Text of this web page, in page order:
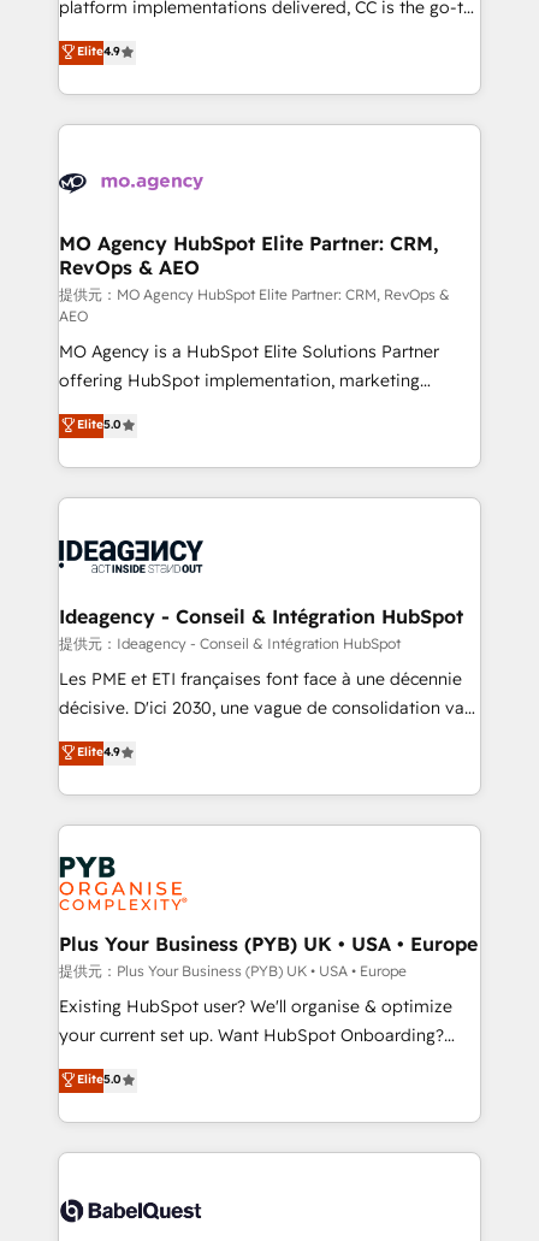
methodology will ensure that you receive the best
deployment experience possible. Whether you are
expertise to deliver the solutions you need.
platform implementations delivered, CC is the go-to
Elite Solutions Partner for businesses ready to
migrate, replatform, and scale smarter. We specialize
in high-impact CRM and CMS migrations and
onboarding from platforms like Salesforce, NetSuite,
WordPress and legacy CRMs, turning fragmented
architectures that accelerate revenue operations and
performance. - Multi-object CRM migration, cleanup,
and implementation. - Pre-built and custom
integrations across your full tech stack. - Custom
object setup, CMS builds, and full-funnel automation.
- Dashboards, lifecycle campaigns, and lead
nurturing sequences. - Cross-hub setup across
Marketing, Sales, Operations, and Service Hubs. -
Ongoing optimization, managed support, and
scalable retainers. Let’s make HubSpot your most
drive results.
Elite4.9
MO Agency HubSpot Elite Partner: CRM,
RevOps & AEO
提供元：MO Agency HubSpot Elite Partner: CRM, RevOps &
AEO
MO Agency is a HubSpot Elite Solutions Partner
offering HubSpot implementation, marketing
automation, CRM and RevOps consulting, data
architecture, sales enablement, lifecycle automation,
lead scoring and revenue reporting. HubSpot,
Salesforce and integrated enterprise stacks. Digital
Generative Engine Optimisation (AI Search),
B2B SEO, paid media, and content. We work with
enterprise and growth-led companies across
technology, professional services, financial services
and industrial sectors. Offices in Johannesburg, Cape
implementations delivered. AI visibility coverage
across ChatGPT, Claude, Perplexity, Gemini and
Innovation HubSpot Impact Award - Platform
Migration Excellence HubSpot Impact Award -
professionals.
Elite5.0
Ideagency - Conseil & Intégration HubSpot
提供元：Ideagency - Conseil & Intégration HubSpot
Les PME et ETI françaises font face à une décennie
décisive. D'ici 2030, une vague de consolidation va
recomposer le marché. Seules survivront les
entreprises qui auront réussi leur transformation. Le
problème ? 58% des dirigeants savent que l'IA est
vitale pour leur survie. Mais 57% n'ont aucune
stratégie. Et 43% ne maîtrisent même pas leurs
données. C'est le paradoxe français : conscience
totale, action nulle. La solution s'appelle l'Entreprise
Augmentée. Ce n'est pas une entreprise qui utilise
l'IA. C'est une organisation qui a réussi la symbiose
entre l'expertise humaine et l'intelligence artificielle.
Pas pour remplacer l'humain, mais pour l'augmenter.
transformation. D'abord les fondations : des
données unifiées, des processus alignés. Ensuite
vraie performance vient de l'intérieur. Act Inside.
Stand Out.
Elite4.9
Plus Your Business (PYB) UK • USA • Europe
提供元：Plus Your Business (PYB) UK • USA • Europe
Existing HubSpot user? We'll organise & optimize
your current set up. Want HubSpot Onboarding?
We'll customise your CRM & automate your business
processes. Welcome to our Profile! We can help
with... • CRM implementation, reports & workflows,
and team training • CRM migration: Salesforce,
Custom API integrations & ERP systems inc. SAP and
Elite5.0